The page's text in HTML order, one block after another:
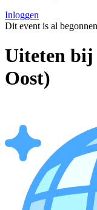
Inloggen
Dit event is al
Uiteten
Oost)